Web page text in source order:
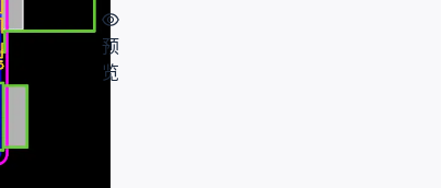
预
览